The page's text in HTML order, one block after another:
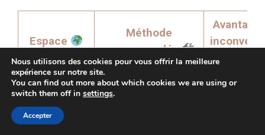
Espace
Méthode
recommandée
sans
Compact,
Nous utilisons des cookies pour vous offrir la meilleure
expérience sur notre site.
You can find out more about which cookies we are using or
switch them off in settings.
Accepter